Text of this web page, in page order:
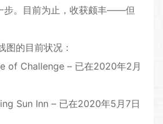
步。目前为止，收获颇丰——但
图的目前状况：
of Challenge – 已在2020年2月
Sun Inn – 已在2020年5月7日